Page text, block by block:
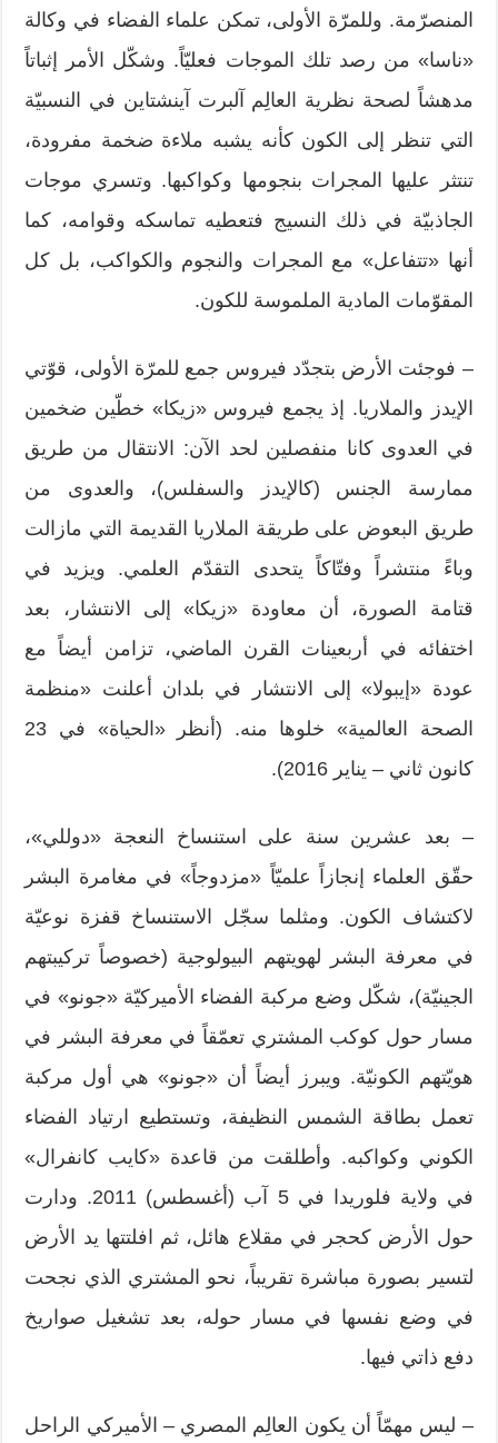
المنصرّمة. وللمرّة الأولى، تمكن علماء الفضاء في وكالة
«ناسا» من رصد تلك الموجات فعليّاً. وشكّل الأمر إثباتاً
مدهشاً لصحة نظرية العالِم آلبرت آينشتاين في النسبيّة
التي تنظر إلى الكون كأنه يشبه ملاءة ضخمة مفرودة،
تنتثر عليها المجرات بنجومها وكواكبها. وتسري موجات
الجاذبيّة في ذلك النسيج فتعطيه تماسكه وقوامه، كما
أنها «تتفاعل» مع المجرات والنجوم والكواكب، بل كل
المقوّمات المادية الملموسة للكون.
– فوجئت الأرض بتجدّد فيروس جمع للمرّة الأولى، قوّتي
الإيدز والملاريا. إذ يجمع فيروس «زيكا» خطّين ضخمين
في العدوى كانا منفصلين لحد الآن: الانتقال من طريق
ممارسة الجنس (كالإيدز والسفلس)، والعدوى من
طريق البعوض على طريقة الملاريا القديمة التي مازالت
وباءً منتشراً وفتّاكاً يتحدى التقدّم العلمي. ويزيد في
قتامة الصورة، أن معاودة «زيكا» إلى الانتشار، بعد
اختفائه في أربعينات القرن الماضي، تزامن أيضاً مع
عودة «إيبولا» إلى الانتشار في بلدان أعلنت «منظمة
الصحة العالمية» خلوها منه. (أنظر «الحياة» في 23
كانون ثاني – يناير 2016).
– بعد عشرين سنة على استنساخ النعجة «دوللي»،
حقّق العلماء إنجازاً علميّاً «مزدوجاً» في مغامرة البشر
لاكتشاف الكون. ومثلما سجّل الاستنساخ قفزة نوعيّة
في معرفة البشر لهويتهم البيولوجية (خصوصاً تركيبتهم
الجينيّة)، شكّل وضع مركبة الفضاء الأميركيّة «جونو» في
مسار حول كوكب المشتري تعمّقاً في معرفة البشر في
هويّتهم الكونيّة. ويبرز أيضاً أن «جونو» هي أول مركبة
تعمل بطاقة الشمس النظيفة، وتستطيع ارتياد الفضاء
الكوني وكواكبه. وأطلقت من قاعدة «كايب كانفرال»
في ولاية فلوريدا في 5 آب (أغسطس) 2011. ودارت
حول الأرض كحجر في مقلاع هائل، ثم افلتتها يد الأرض
لتسير بصورة مباشرة تقريباً، نحو المشتري الذي نجحت
في وضع نفسها في مسار حوله، بعد تشغيل صواريخ
دفع ذاتي فيها.
– ليس مهمّاً أن يكون العالِم المصري – الأميركي الراحل